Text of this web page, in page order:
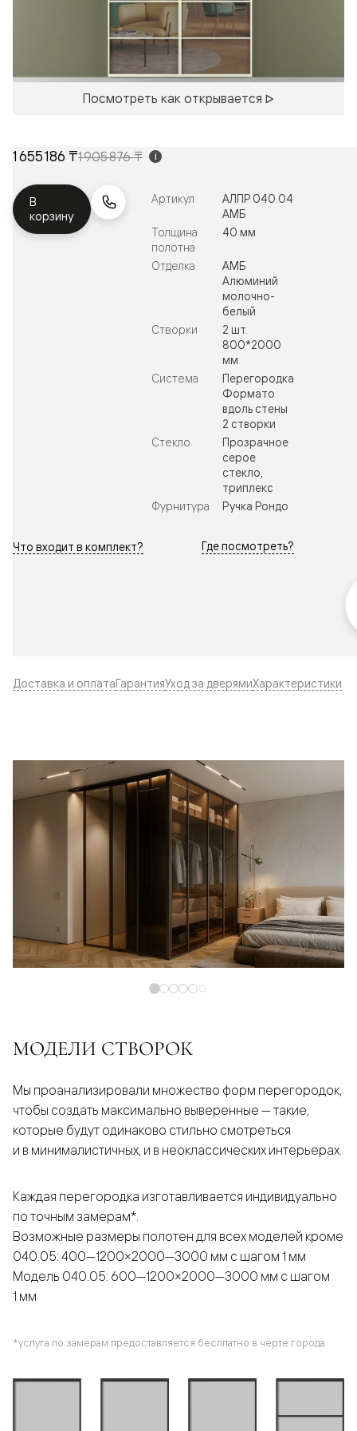
Посмотреть как открывается
1 655 186 ₸1 905 876 ₸ i
В
корзину
Артикул
АЛПР 040.04
АМБ
Толщина
полотна
40 мм
Отделка
АМБ
Алюминий
молочно-
белый
Створки
2 шт.
800*2000
мм
Система
Перегородка
Формато
вдоль стены
2 створки
Стекло
Прозрачное
серое
стекло,
триплекс
Фурнитура
Ручка Рондо
Что входит в комплект? Где посмотреть?
Доставка и оплатаГарантияУход за дверямиХарактеристики
МОДЕЛИ СТВОРОК
Мы проанализировали множество форм перегородок,
чтобы создать максимально выверенные — такие,
которые будут одинаково стильно смотреться
и в минималистичных, и в неоклассических интерьерах.
Каждая перегородка изготавливается индивидуально
по точным замерам*.
Возможные размеры полотен для всех моделей кроме
040.05: 400—1200×2000—3000 мм с шагом 1 мм
Модель 040.05: 600—1200×2000—3000 мм с шагом
1 мм
*услуга по замерам предоставляется бесплатно в черте города